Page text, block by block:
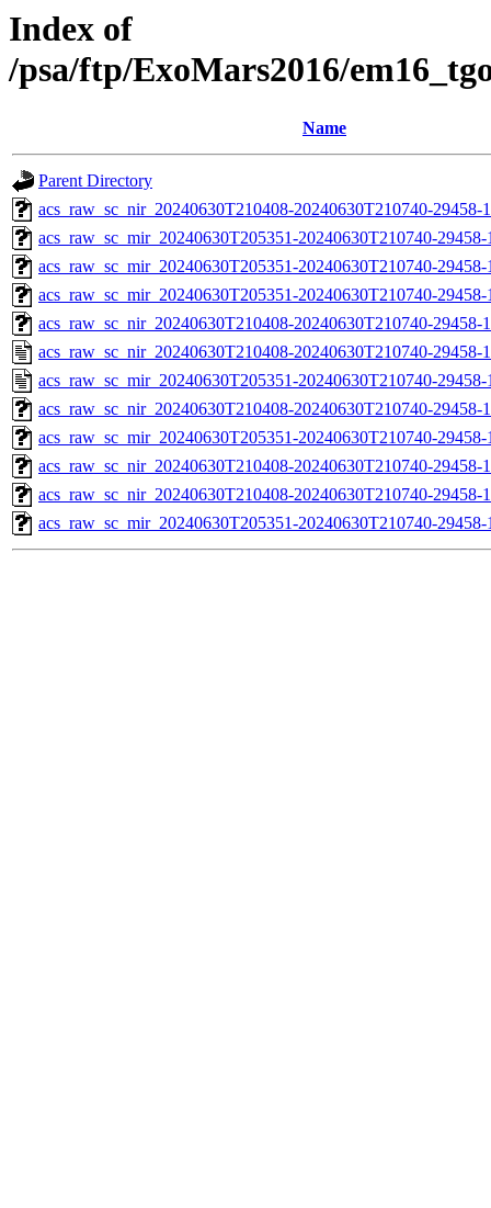
Index of
/psa/ftp/ExoMars2016/
Name
Parent Directory
acs_raw_sc_nir_20240630T210408-20240630T210740-
acs_raw_sc_mir_20240630T205351-20240630T210740-
acs_raw_sc_mir_20240630T205351-20240630T210740-
acs_raw_sc_mir_20240630T205351-20240630T210740-
acs_raw_sc_nir_20240630T210408-20240630T210740-29458-
acs_raw_sc_nir_20240630T210408-20240630T210740-29458-
acs_raw_sc_mir_20240630T205351-20240630T210740-
acs_raw_sc_nir_20240630T210408-20240630T210740-29458-
acs_raw_sc_mir_20240630T205351-20240630T210740-
acs_raw_sc_nir_20240630T210408-20240630T210740-29458-
acs_raw_sc_nir_20240630T210408-20240630T210740-29458-
acs_raw_sc_mir_20240630T205351-20240630T210740-